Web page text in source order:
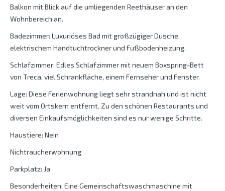
Balkon mit Blick auf die umliegenden Reethäuser an den
Wohnbereich an.
Badezimmer: Luxuriöses Bad mit großzügiger Dusche,
elektrischem Handtuchtrockner und Fußbodenheizung.
Schlafzimmer: Edles Schlafzimmer mit neuem Boxspring-Bett
von Treca, viel Schrankfläche, einem Fernseher und Fenster.
Lage: Diese Ferienwohnung liegt sehr strandnah und ist nicht
weit vom Ortskern entfernt. Zu den schönen Restaurants und
diversen Einkaufsmöglichkeiten sind es nur wenige Schritte.
Haustiere: Nein
Nichtraucherwohnung
Parkplatz: Ja
Besonderheiten: Eine Gemeinschaftswaschmaschine mit